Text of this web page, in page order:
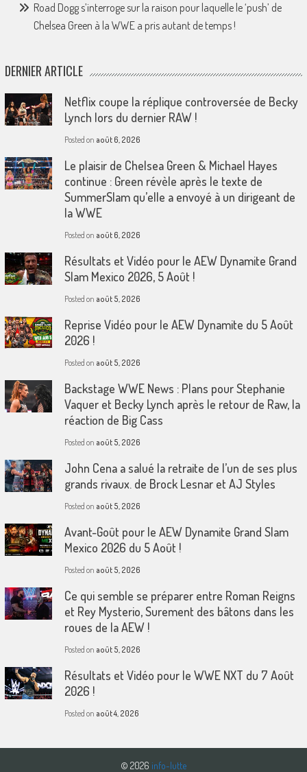
Road Dogg s’interroge sur la raison pour laquelle le ‘push’ de
Chelsea Green à la WWE a pris autant de temps !
DERNIER ARTICLE
Netflix coupe la réplique controversée de Becky
Lynch lors du dernier RAW !
Posted on août 6, 2026
Le plaisir de Chelsea Green & Michael Hayes
continue : Green révèle après le texte de
SummerSlam qu’elle a envoyé à un dirigeant de
la WWE
Posted on août 6, 2026
Résultats et Vidéo pour le AEW Dynamite Grand
Slam Mexico 2026, 5 Août !
Posted on août 5, 2026
Reprise Vidéo pour le AEW Dynamite du 5 Août
2026 !
Posted on août 5, 2026
Backstage WWE News : Plans pour Stephanie
Vaquer et Becky Lynch après le retour de Raw, la
réaction de Big Cass
Posted on août 5, 2026
John Cena a salué la retraite de l’un de ses plus
grands rivaux. de Brock Lesnar et AJ Styles
Posted on août 5, 2026
Avant-Goût pour le AEW Dynamite Grand Slam
Mexico 2026 du 5 Août !
Posted on août 5, 2026
Ce qui semble se préparer entre Roman Reigns
et Rey Mysterio, Surement des bâtons dans les
roues de la AEW !
Posted on août 5, 2026
Résultats et Vidéo pour le WWE NXT du 7 Août
2026 !
Posted on août 4, 2026
© 2026 info-lutte